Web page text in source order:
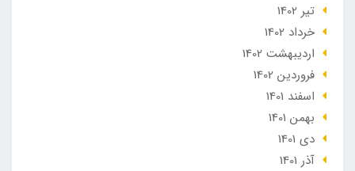
تير 1402
خرداد 1402
ارديبهشت 1402
فروردین 1402
اسفند 1401
بهمن 1401
دی 1401
آذر 1401